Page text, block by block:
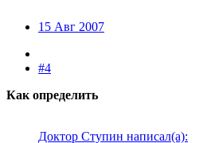
15 Авг 2007
#4
Как определить
Доктор Ступин написал(а):